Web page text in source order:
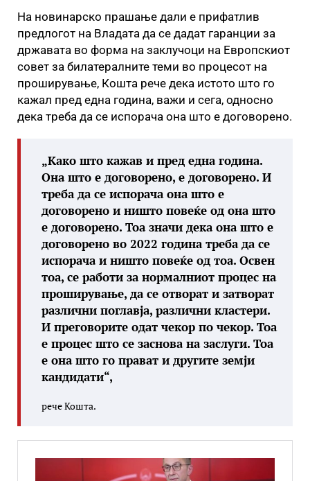
На новинарско прашање дали е прифатлив
предлогот на Владата да се дадат гаранции за
државата во форма на заклучоци на Европскиот
совет за билатералните теми во процесот на
проширување, Кошта рече дека истото што го
кажал пред една година, важи и сега, односно
дека треба да се испорача она што е договорено.
„Како што кажав и пред една година.
Она што е договорено, е договорено. И
треба да се испорача она што е
договорено и ништо повеќе од она што
е договорено. Тоа значи дека она што е
договорено во 2022 година треба да се
испорача и ништо повеќе од тоа. Освен
тоа, се работи за нормалниот процес на
проширување, да се отворат и затворат
различни поглавја, различни кластери.
И преговорите одат чекор по чекор. Тоа
е процес што се заснова на заслуги. Тоа
е она што го прават и другите земји
кандидати“,
рече Кошта.